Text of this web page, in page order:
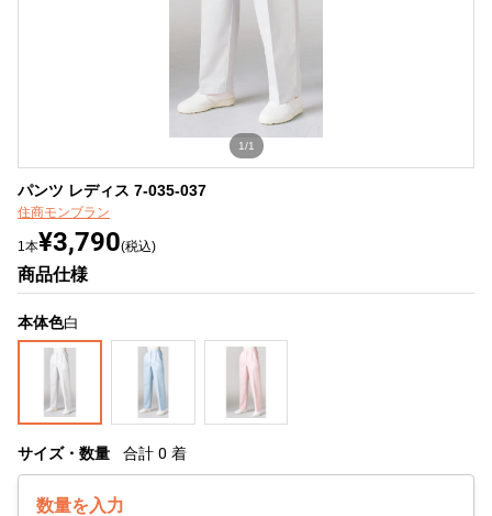
1/1
パンツ レディス 7-035-037
住商モンブラン
1本¥3,790(税込)
商品仕様
本体色白
サイズ・数量 合計 0 着
数量を入力